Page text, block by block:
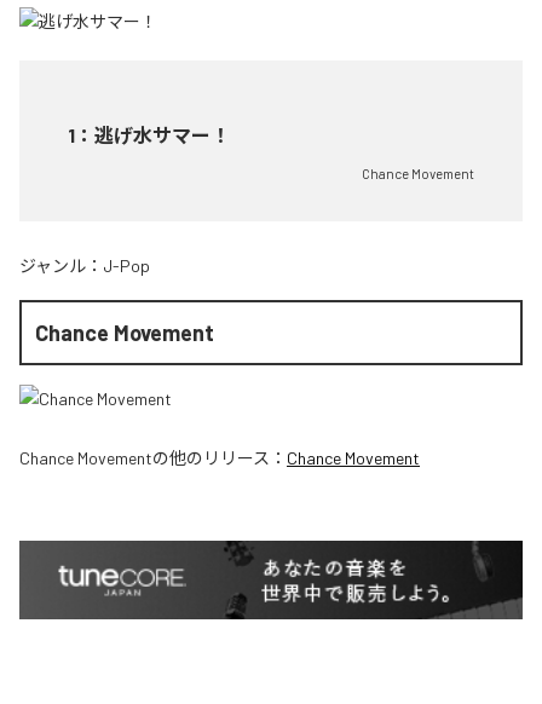
1 ： 逃げ水サマー！
Chance Movement
ジャンル： J-Pop
Chance Movement
Chance Movementの他のリリース： Chance Movement